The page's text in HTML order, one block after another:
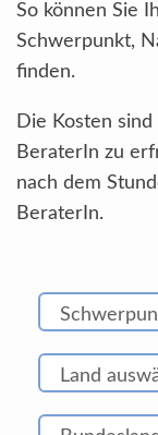
So können Sie
Schwerpunkt,
finden.
Die Kosten
BeraterIn zu
nach dem
BeraterIn.